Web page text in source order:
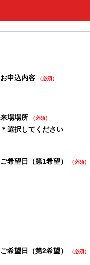
お申込内容 （必須）
来場場所 （必須）
＊選択してください
ご希望日（第1希望） （必須）
ご希望日（第2希望） （必須）